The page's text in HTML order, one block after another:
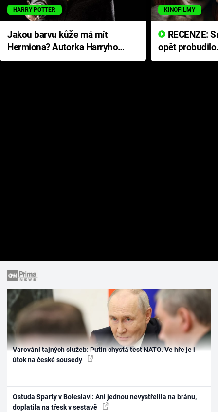
HARRY POTTER
Jakou barvu kůže má mít
Hermiona? Autorka Harryho
Pottera přišla s ráznou
KINOFILMY
opět
přichází s
Varování tajných služeb: Putin chystá test NATO. Ve hře je i
útok na české sousedy
Ostuda Sparty v Boleslavi: Ani jednou nevystřelila na bránu,
doplatila na třesk v sestavě